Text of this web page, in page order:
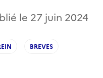
le 27 juin 2024
BREVES